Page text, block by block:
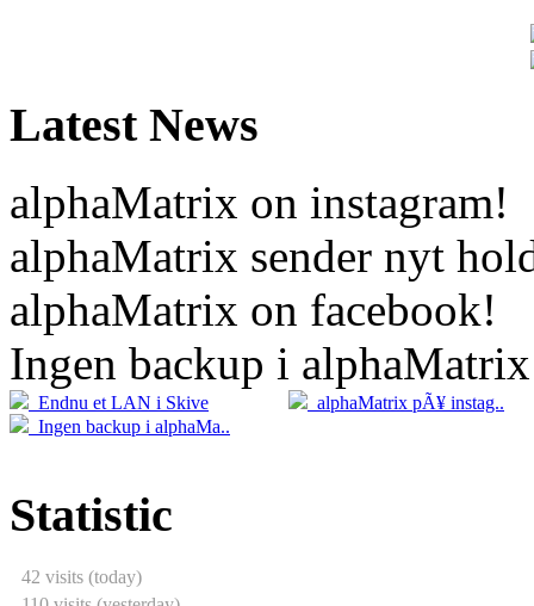
Latest News
alphaMatrix on instagram!
alphaMatrix sender nyt
alphaMatrix on facebook!
Ingen backup i alphaMatrix
Endnu et LAN i Skive alphaMatrix pÃ¥ instag..
Ingen backup i alphaMa..
Statistic
42 visits (today)